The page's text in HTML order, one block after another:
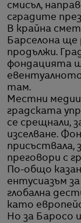
смисъл,
сградите
В крайна
Барселона
продължи.
фондацията
там.
Местни медии
градската
се срещнали,
изселване.
присъствала,
преговори с
По-общо
ентусиазъм
глобална
като
Но за Баросо